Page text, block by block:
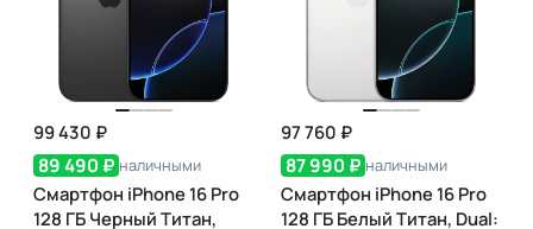
99 430 ₽
89 490 ₽ наличными
Смартфон iPhone 16 Pro
128 ГБ Черный Титан,
97 760 ₽
87 990 ₽ наличными
Смартфон iPhone 16 Pro
128 ГБ Белый Титан, Dual: